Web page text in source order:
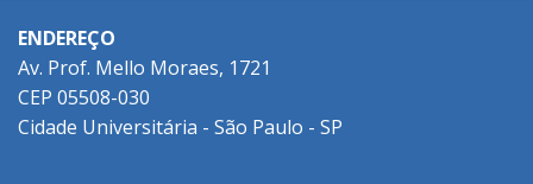
ENDEREÇO
Av. Prof. Mello Moraes, 1721
CEP 05508-030
Cidade Universitária - São Paulo - SP